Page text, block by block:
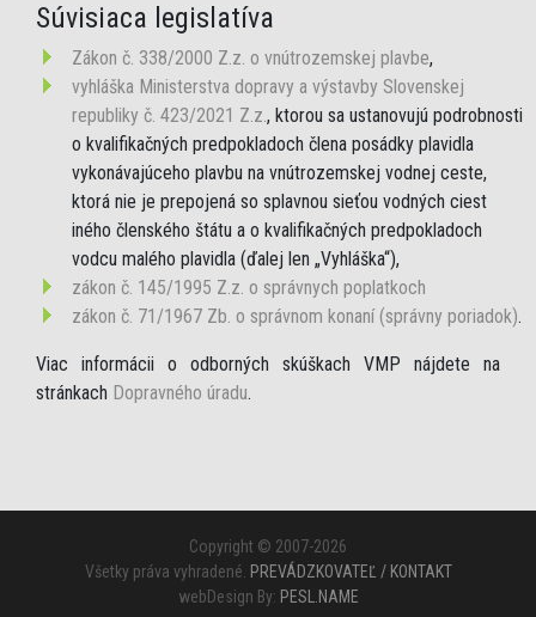
Súvisiaca legislatíva
Zákon č. 338/2000 Z.z. o vnútrozemskej plavbe,
vyhláška Ministerstva dopravy a výstavby Slovenskej
republiky č. 423/2021 Z.z., ktorou sa ustanovujú podrobnosti
o kvalifikačných predpokladoch člena posádky plavidla
vykonávajúceho plavbu na vnútrozemskej vodnej ceste,
ktorá nie je prepojená so splavnou sieťou vodných ciest
iného členského štátu a o kvalifikačných predpokladoch
vodcu malého plavidla (ďalej len „Vyhláška“),
zákon č. 145/1995 Z.z. o správnych poplatkoch
zákon č. 71/1967 Zb. o správnom konaní (správny poriadok).
Viac informácii o odborných skúškach VMP nájdete na
stránkach Dopravného úradu.
Copyright © 2007-2026
Všetky práva vyhradené. PREVÁDZKOVATEĽ / KONTAKT
webDesign By: PESL.NAME